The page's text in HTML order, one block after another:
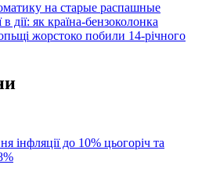
на старые распашные
в дії: як країна-бензоколонка
жорстоко побили 14-річного
інфляції до 10% цьогоріч та